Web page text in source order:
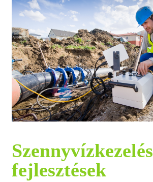
Szennyvízkezelés
fejlesztések